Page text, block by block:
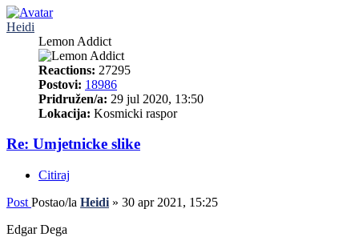
Heidi
Lemon Addict
Reactions: 27295
Postovi: 18986
Pridružen/a: 29 jul 2020, 13:50
Lokacija: Kosmicki raspor
Re: Umjetnicke slike
Citiraj
Post Postao/la Heidi » 30 apr 2021, 15:25
Edgar Dega